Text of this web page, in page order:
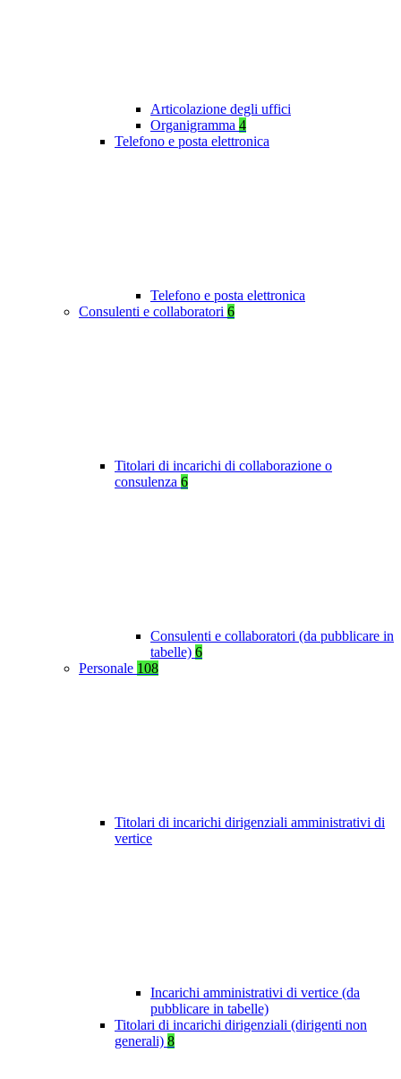
Articolazione degli uffici
Organigramma 4
Telefono e posta elettronica
Telefono e posta elettronica
Consulenti e collaboratori 6
Titolari di incarichi di collaborazione o
consulenza 6
Consulenti e collaboratori (da pubblicare in
tabelle) 6
Personale 108
Titolari di incarichi dirigenziali amministrativi di
vertice
Incarichi amministrativi di vertice (da
pubblicare in tabelle)
Titolari di incarichi dirigenziali (dirigenti non
generali) 8